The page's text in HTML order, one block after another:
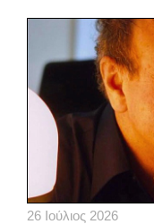
26 Ιούλιος 2026